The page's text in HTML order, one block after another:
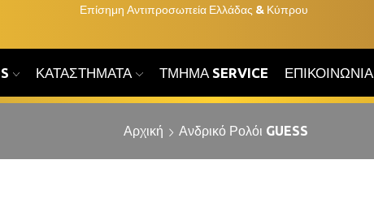
ΚΑΤΑΣΤΉΜΑΤΑ ΤΜΉΜΑ SERVICE ΕΠΙΚΟΙΝΩΝΊΑ
Αρχική Ανδρικό Ρολόι GUESS